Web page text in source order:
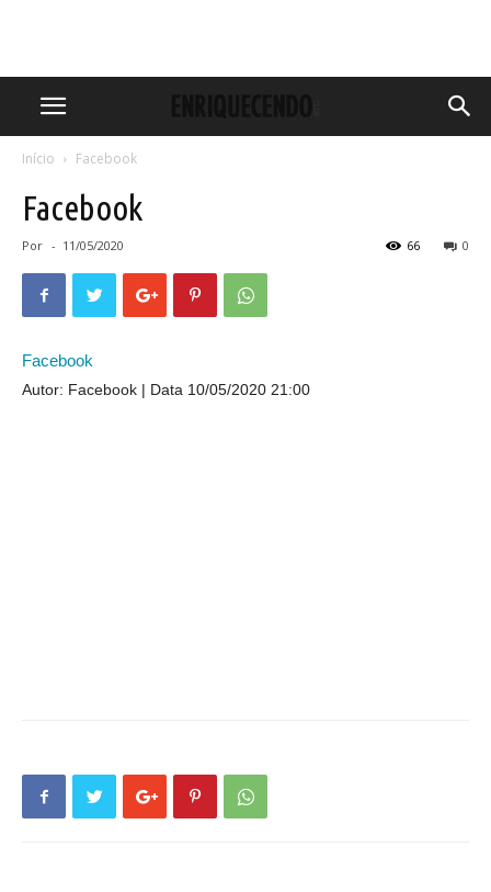
Início Facebook
Facebook
Por - 11/05/2020 0
66
Facebook
Autor: Facebook Data 10/05/2020 21:00